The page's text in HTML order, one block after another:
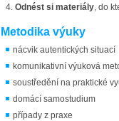
Odnést si materiály, do
Metodika výuky
nácvik autentických situací
komunikativní výuková
soustředění na praktické
domácí samostudium
případy z praxe